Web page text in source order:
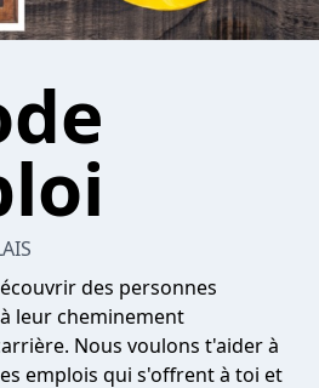
des personnes
leur cheminement
Nous voulons t'aider à
emplois qui s'offrent à toi et